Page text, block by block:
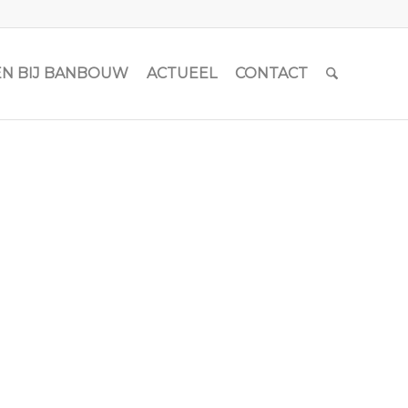
BIJ BANBOUW ACTUEEL CONTACT